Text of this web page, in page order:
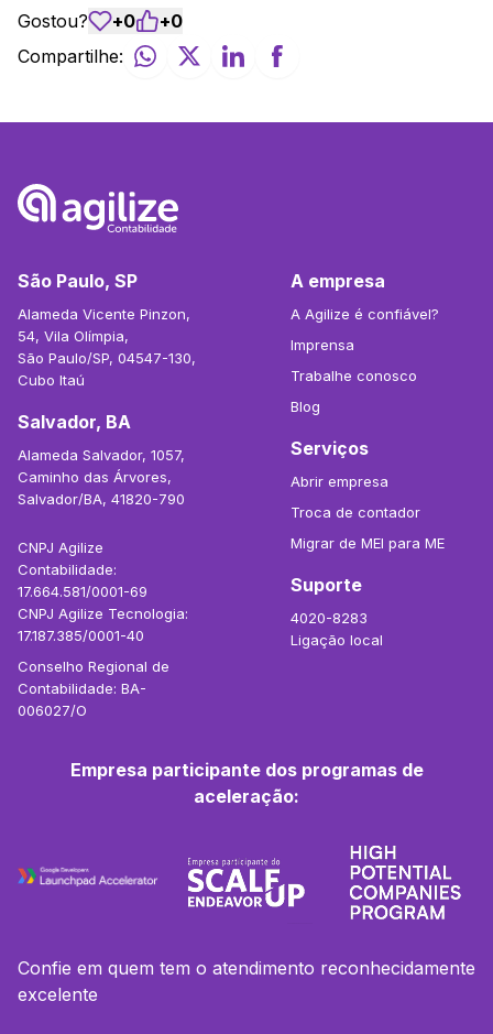
Gostou? +0 +0
Compartilhe:
São Paulo, SP
Alameda Vicente Pinzon,
54, Vila Olímpia,
São Paulo/SP, 04547-130,
Cubo Itaú
Salvador, BA
Alameda Salvador, 1057,
Caminho das Árvores,
Salvador/BA, 41820-790
CNPJ Agilize
Contabilidade:
17.664.581/0001-69
CNPJ Agilize Tecnologia:
17.187.385/0001-40
Conselho Regional de
Contabilidade: BA-
006027/O
A empresa
A Agilize é confiável?
Imprensa
Trabalhe conosco
Blog
Serviços
Abrir empresa
Troca de contador
Migrar de MEI para ME
Suporte
4020-8283
Ligação local
Empresa participante dos programas de
aceleração:
Confie em quem tem o atendimento reconhecidamente
excelente